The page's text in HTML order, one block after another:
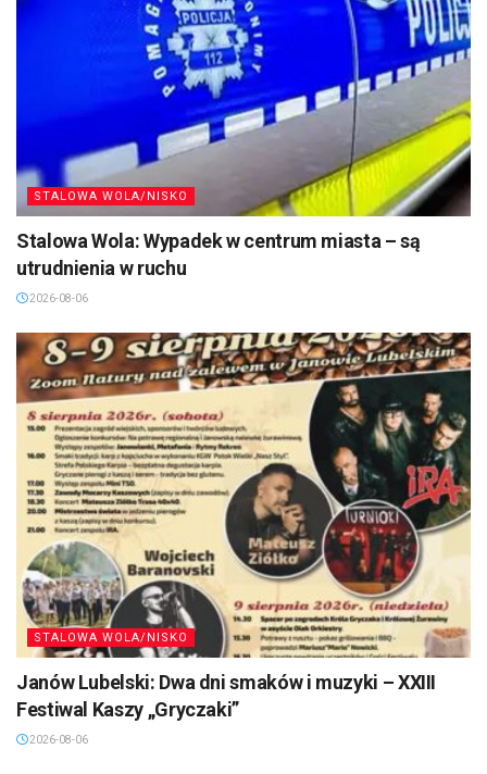
STALOWA WOLA/NISKO
Stalowa Wola: Wypadek w centrum miasta – są
utrudnienia w ruchu
2026-08-06
STALOWA WOLA/NISKO
Janów Lubelski: Dwa dni smaków i muzyki – XXIII
Festiwal Kaszy „Gryczaki”
2026-08-06